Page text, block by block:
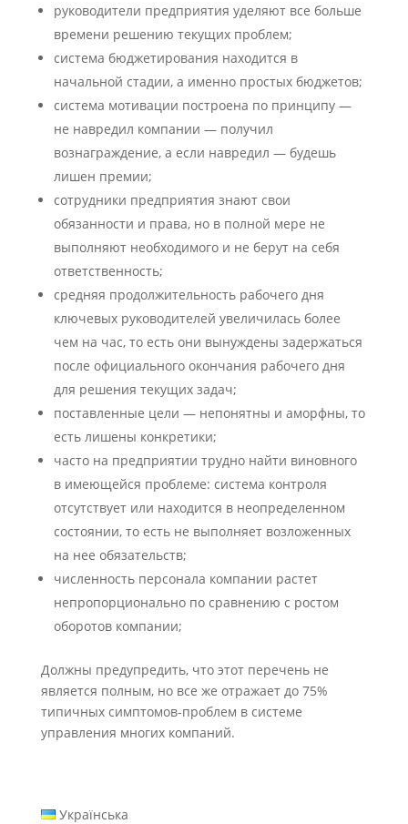
руководители предприятия уделяют все больше
времени решению текущих проблем;
система бюджетирования находится в
начальной стадии, а именно простых бюджетов;
система мотивации построена по принципу —
не навредил компании — получил
вознаграждение, а если навредил — будешь
лишен премии;
сотрудники предприятия знают свои
обязанности и права, но в полной мере не
выполняют необходимого и не берут на себя
ответственность;
средняя продолжительность рабочего дня
ключевых руководителей увеличилась более
чем на час, то есть они вынуждены задержаться
после официального окончания рабочего дня
для решения текущих задач;
поставленные цели — непонятны и аморфны, то
есть лишены конкретики;
часто на предприятии трудно найти виновного
в имеющейся проблеме: система контроля
отсутствует или находится в неопределенном
состоянии, то есть не выполняет возложенных
на нее обязательств;
численность персонала компании растет
непропорционально по сравнению с ростом
оборотов компании;
Должны предупредить, что этот перечень не
является полным, но все же отражает до 75%
типичных симптомов-проблем в системе
управления многих компаний.
Українська